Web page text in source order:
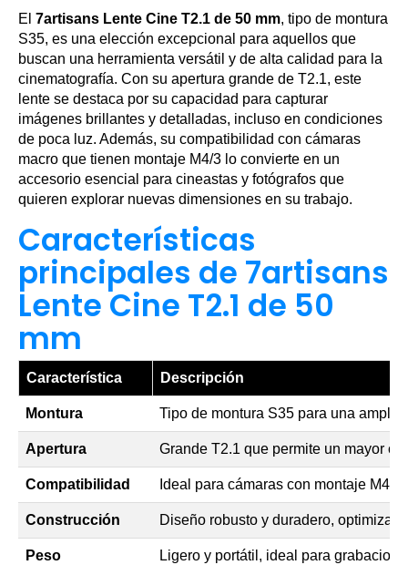
El 7artisans Lente Cine T2.1 de 50 mm, tipo de montura
S35, es una elección excepcional para aquellos que
buscan una herramienta versátil y de alta calidad para la
cinematografía. Con su apertura grande de T2.1, este
lente se destaca por su capacidad para capturar
imágenes brillantes y detalladas, incluso en condiciones
de poca luz. Además, su compatibilidad con cámaras
macro que tienen montaje M4/3 lo convierte en un
accesorio esencial para cineastas y fotógrafos que
quieren explorar nuevas dimensiones en su trabajo.
Características
principales de 7artisans
Lente Cine T2.1 de 50
mm
Característica Descripción
Montura Tipo de montura S35 para una
Apertura Grande T2.1 que permite un mayor
Compatibilidad Ideal para cámaras con montaje M4/
Construcción Diseño robusto y duradero,
Peso Ligero y portátil, ideal para